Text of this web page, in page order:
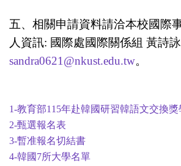
五、相關申請資料請洽本校國際
人資訊: 國際處國際關係組 黃詩詠
sandra0621@nkust.edu.tw。
1-教育部115年赴韓國研習韓語文交換
2-甄選報名表
3-暫准報名切結書
4-韓國7所大學名單